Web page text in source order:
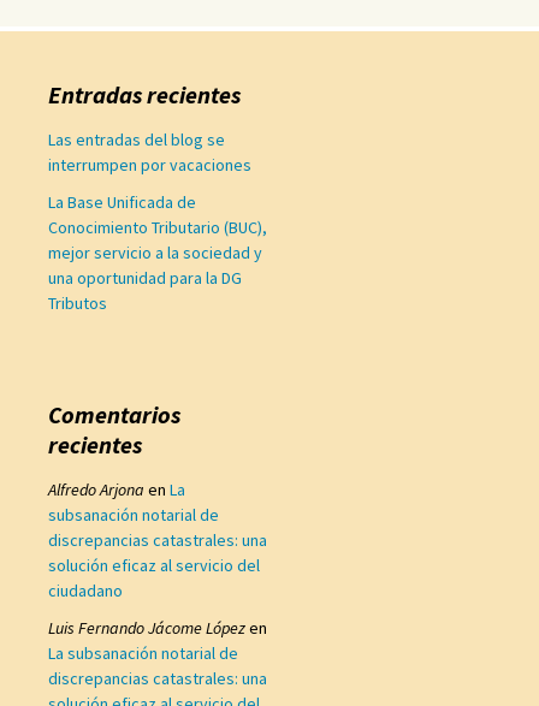
Entradas recientes
Las entradas del blog se
interrumpen por vacaciones
La Base Unificada de
Conocimiento Tributario (BUC),
mejor servicio a la sociedad y
una oportunidad para la DG
Tributos
Comentarios
recientes
Alfredo Arjona en La
subsanación notarial de
discrepancias catastrales: una
solución eficaz al servicio del
ciudadano
Luis Fernando Jácome Lópezen
La subsanación notarial de
discrepancias catastrales: una